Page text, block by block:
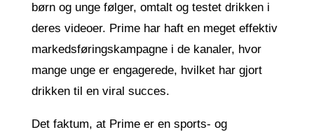
børn og unge følger, omtalt og testet drikken i
deres videoer. Prime har haft en meget effektiv
markedsføringskampagne i de kanaler, hvor
mange unge er engagerede, hvilket har gjort
drikken til en viral succes.
Det faktum, at Prime er en sports- og